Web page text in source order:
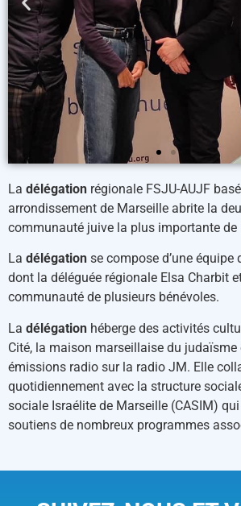
La délégation régionale FSJU-AUJF
arrondissement de Marseille abrite la
communauté juive la plus importante de
La délégation se compose d’une
dont la déléguée régionale Elsa Charbit
communauté de plusieurs bénévoles.
La délégation héberge des activités
Cité, la maison marseillaise du judaïsme
émissions radio sur la radio JM. Elle
quotidiennement avec la structure
sociale Israélite de Marseille (CASIM)
soutiens de nombreux programmes